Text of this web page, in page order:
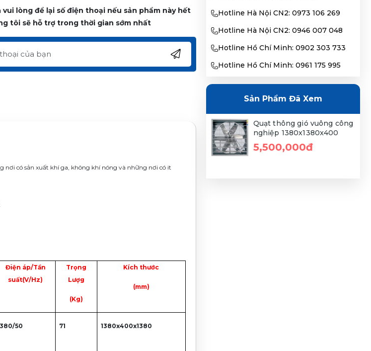
vui lòng để lại số điện thoại nếu sản phẩm này hết
tôi sẽ hỗ trợ trong thời gian sớm nhất
có sản xuất khí ga, không khí nóng và những nơi có it
Điện áp/Tần
suất(V/Hz)
Trọng
Lượg
(Kg)
Kích thước
(mm)
380/50 71 1380x400x1380
Hotline Hà Nội CN2: 0973 106 269
Hotline Hà Nội CN2: 0946 007 048
Hotline Hồ Chí Minh: 0902 303 733
Hotline Hồ Chí Minh: 0961 175 995
Sản Phẩm Đã Xem
Quạt thông gió vuông công
nghiệp 1380x1380x400
5,500,000đ